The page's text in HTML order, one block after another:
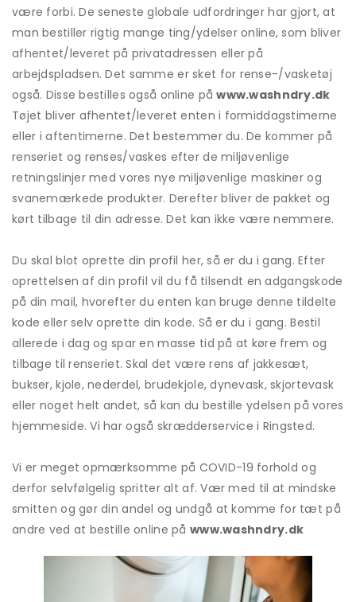
være forbi. De seneste globale udfordringer har gjort, at
man bestiller rigtig mange ting/ydelser online, som bliver
afhentet/leveret på privatadressen eller på
arbejdspladsen. Det samme er sket for rense-/vasketøj
også. Disse bestilles også online påwww.washndry.dk
Tøjet bliver afhentet/leveret enten i formiddagstimerne
eller i aftentimerne. Det bestemmer du. De kommer på
renseriet og renses/vaskes efter de miljøvenlige
retningslinjer med vores nye miljøvenlige maskiner og
svanemærkede produkter. Derefter bliver de pakket og
kørt tilbage til din adresse. Det kan ikke være nemmere.
Du skal blot oprette din profil her, så er du i gang. Efter
oprettelsen af din profil vil du få tilsendt en adgangskode
på din mail, hvorefter du enten kan bruge denne tildelte
kode eller selv oprette din kode. Så er du i gang. Bestil
allerede i dag og spar en masse tid på at køre frem og
tilbage til renseriet. Skal det være rens af jakkesæt,
bukser, kjole, nederdel, brudekjole, dynevask, skjortevask
eller noget helt andet, så kan du bestille ydelsen på vores
hjemmeside. Vi har også skrædderservice i Ringsted.
Vi er meget opmærksomme på COVID-19 forhold og
derfor selvfølgelig spritter alt af. Vær med til at mindske
smitten og gør din andel og undgå at komme for tæt på
andre ved at bestille online på www.washndry.dk